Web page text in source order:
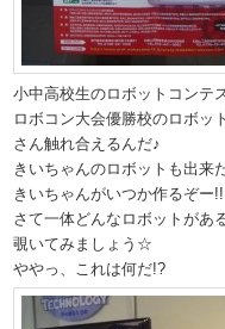
小中高校生のロボットコンテ
ロボコン大会優勝校のロボッ
さん触れ合えるんだ♪
きいちゃんのロボットも出来
きいちゃんがいつか作るぞー!!
さて一体どんなロボットがあ
覗いてみましょう☆
ややっ、これは何だ!?